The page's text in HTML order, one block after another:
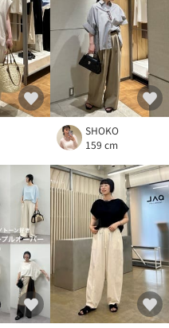
SHOKO
159 cm